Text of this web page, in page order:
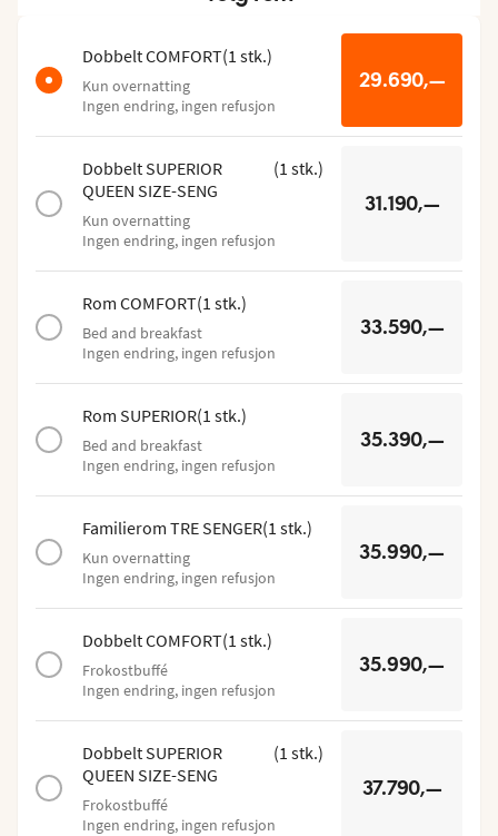
Dobbelt COMFORT(1 stk.)
Kun overnatting
Ingen endring, ingen refusjon
29.690,—
Dobbelt SUPERIOR
QUEEN SIZE-SENG
(1 stk.)
Kun overnatting
Ingen endring, ingen refusjon
31.190,—
Rom COMFORT(1 stk.)
Bed and breakfast
Ingen endring, ingen refusjon
33.590,—
Rom SUPERIOR(1 stk.)
Bed and breakfast
Ingen endring, ingen refusjon
35.390,—
Familierom TRE SENGER(1 stk.)
Kun overnatting
Ingen endring, ingen refusjon
35.990,—
Dobbelt COMFORT(1 stk.)
Frokostbuffé
Ingen endring, ingen refusjon
35.990,—
Dobbelt SUPERIOR
QUEEN SIZE-SENG
(1 stk.)
Frokostbuffé
Ingen endring, ingen refusjon
37.790,—